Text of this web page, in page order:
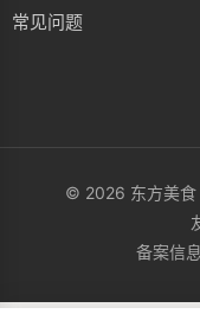
常见问题
© 2026 东方美食
备案信息